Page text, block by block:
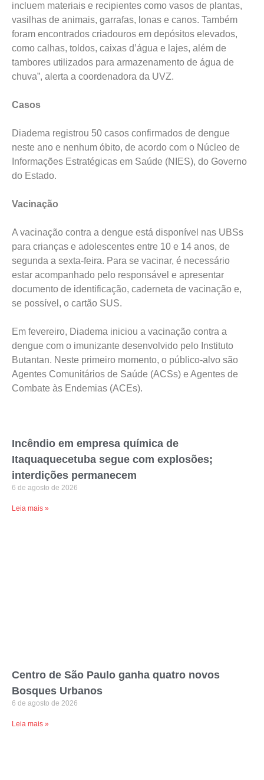
incluem materiais e recipientes como vasos de plantas,
vasilhas de animais, garrafas, lonas e canos. Também
foram encontrados criadouros em depósitos elevados,
como calhas, toldos, caixas d’água e lajes, além de
tambores utilizados para armazenamento de água de
chuva”, alerta a coordenadora da UVZ.
Casos
Diadema registrou 50 casos confirmados de dengue
neste ano e nenhum óbito, de acordo com o Núcleo de
Informações Estratégicas em Saúde (NIES), do Governo
do Estado.
Vacinação
A vacinação contra a dengue está disponível nas UBSs
para crianças e adolescentes entre 10 e 14 anos, de
segunda a sexta-feira. Para se vacinar, é necessário
estar acompanhado pelo responsável e apresentar
documento de identificação, caderneta de vacinação e,
se possível, o cartão SUS.
Em fevereiro, Diadema iniciou a vacinação contra a
dengue com o imunizante desenvolvido pelo Instituto
Butantan. Neste primeiro momento, o público-alvo são
Agentes Comunitários de Saúde (ACSs) e Agentes de
Combate às Endemias (ACEs).
Incêndio em empresa química de
Itaquaquecetuba segue com explosões;
interdições permanecem
6 de agosto de 2026
Leia mais »
Centro de São Paulo ganha quatro novos
Bosques Urbanos
6 de agosto de 2026
Leia mais »